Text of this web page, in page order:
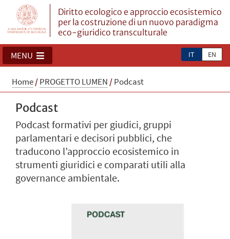
Diritto ecologico e approccio ecosistemico
per la costruzione di un nuovo paradigma
eco-giuridico transculturale
IT EN
MENU
Home/PROGETTO LUMEN /Podcast
Podcast
Podcast formativi per giudici, gruppi
parlamentari e decisori pubblici, che
traducono l’approccio ecosistemico in
strumenti giuridici e comparati utili alla
governance ambientale.